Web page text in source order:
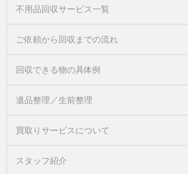
不用品回収サービス一覧
ご依頼から回収までの流れ
回収できる物の具体例
遺品整理／生前整理
買取りサービスについて
スタッフ紹介